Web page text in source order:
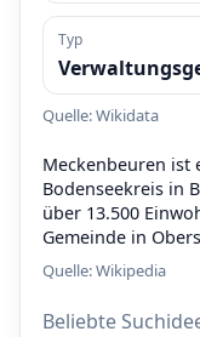
Typ
Quelle: Wikidata
Meckenbeuren ist
Bodenseekreis in
über 13.500
Gemeinde in
Quelle:Wikipedia
Beliebte